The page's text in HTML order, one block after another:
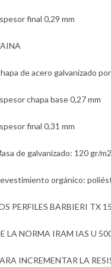
final 0,29 mm
de acero galvanizado
chapa base 0,27 mm
final 0,31 mm
de galvanizado: 120 gr/
orgánico:
PERFILES BARBIERI TX
LA NORMA IRAM IAS U
INCREMENTAR LA